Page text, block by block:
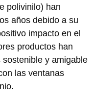
polivinilo) han
años debido a su
impacto en el
productos han
y amigable
las ventanas